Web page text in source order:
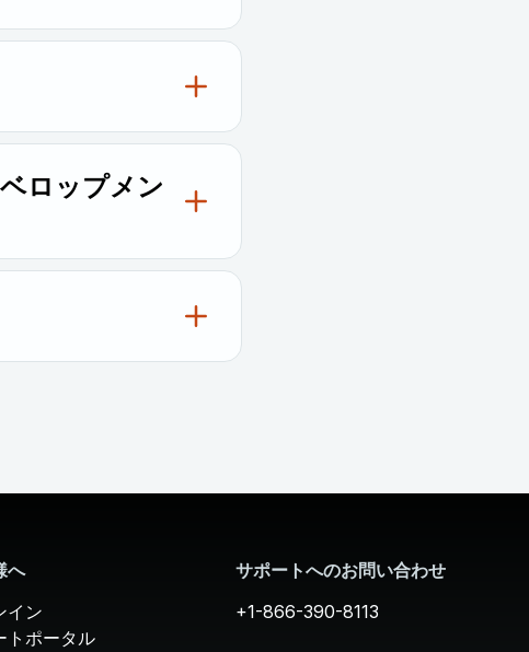
供するために、オンデマ
。
速化と投資対効果の向上
ロップメン
ーションキャンペーンの
との直接的な連携の拠
へ
イン
トポータル
サポートへのお問い合わせ
+1-866-390-8113